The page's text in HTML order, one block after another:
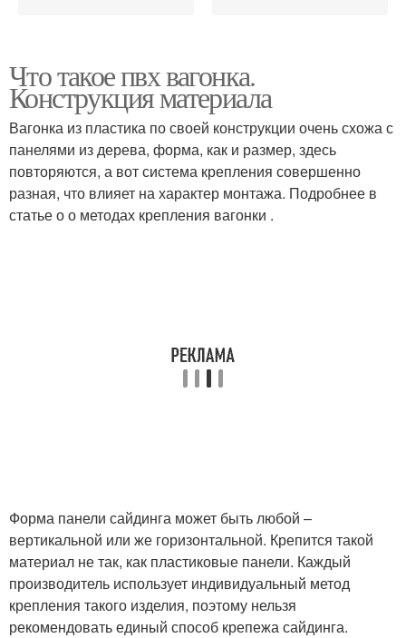
Что такое пвх вагонка.
Конструкция материала
Вагонка из пластика по своей конструкции очень схожа с
панелями из дерева, форма, как и размер, здесь
повторяются, а вот система крепления совершенно
разная, что влияет на характер монтажа. Подробнее в
статье о о методах крепления вагонки .
Форма панели сайдинга может быть любой –
вертикальной или же горизонтальной. Крепится такой
материал не так, как пластиковые панели. Каждый
производитель использует индивидуальный метод
крепления такого изделия, поэтому нельзя
рекомендовать единый способ крепежа сайдинга.